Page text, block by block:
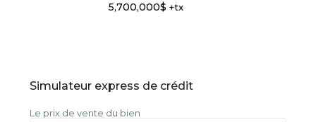
5,700,000$ +tx
Simulateur express de crédit
Le prix de vente du bien